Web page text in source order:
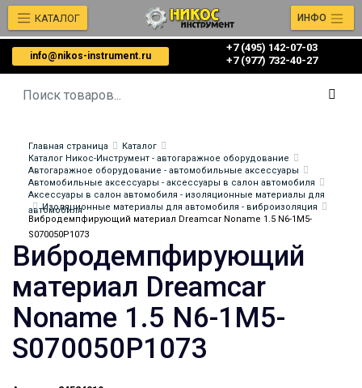
info@nikos-instrument.ru
+7 (495) 142-07-03
‎‎+7 (977) 732-40-27
КАТАЛОГ ИНФО
Главная страница
Каталог
Каталог Никос-Инструмент - автогаражное оборудование
Автогаражное оборудование - автомобильные аксессуары
Автомобильные аксессуары - аксессуары в салон автомобиля
Аксессуары в салон автомобиля - изоляционные материалы для
автомобиля
Изоляционные материалы для автомобиля - виброизоляция
Вибродемпфирующий материал Dreamcar Noname 1.5 N6-1M5-
S070050P1073
Вибродемпфирующий
материал Dreamcar
Noname 1.5 N6-1M5-
S070050P1073